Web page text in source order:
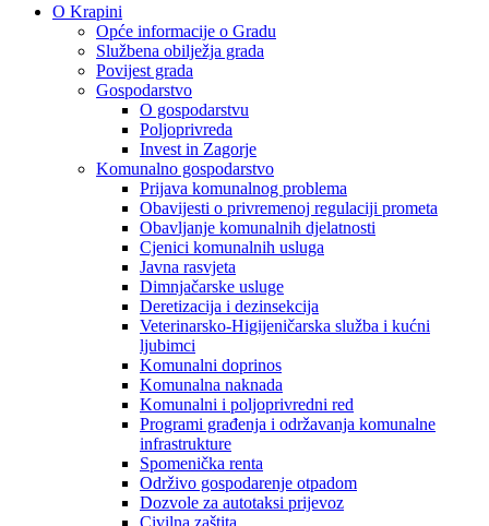
O Krapini
Opće informacije o Gradu
Službena obilježja grada
Povijest grada
Gospodarstvo
O gospodarstvu
Poljoprivreda
Invest in Zagorje
Komunalno gospodarstvo
Prijava komunalnog problema
Obavijesti o privremenoj regulaciji prometa
Obavljanje komunalnih djelatnosti
Cjenici komunalnih usluga
Javna rasvjeta
Dimnjačarske usluge
Deretizacija i dezinsekcija
Veterinarsko-Higijeničarska služba i kućni
ljubimci
Komunalni doprinos
Komunalna naknada
Komunalni i poljoprivredni red
Programi građenja i održavanja komunalne
infrastrukture
Spomenička renta
Održivo gospodarenje otpadom
Dozvole za autotaksi prijevoz
Civilna zaštita